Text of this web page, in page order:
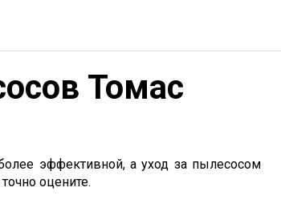
Томас
эффективной, а уход за пылесосом
оцените.